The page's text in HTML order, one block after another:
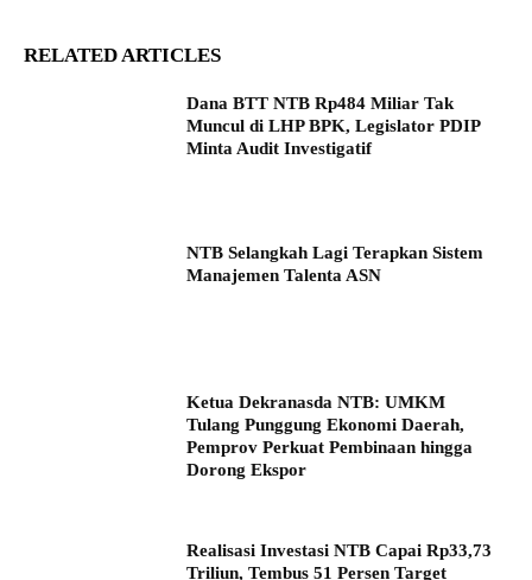
RELATED ARTICLES
Dana BTT NTB Rp484 Miliar Tak
Muncul di LHP BPK, Legislator PDIP
Minta Audit Investigatif
NTB Selangkah Lagi Terapkan Sistem
Manajemen Talenta ASN
Ketua Dekranasda NTB: UMKM
Tulang Punggung Ekonomi Daerah,
Pemprov Perkuat Pembinaan hingga
Dorong Ekspor
Realisasi Investasi NTB Capai Rp33,73
Triliun, Tembus 51 Persen Target